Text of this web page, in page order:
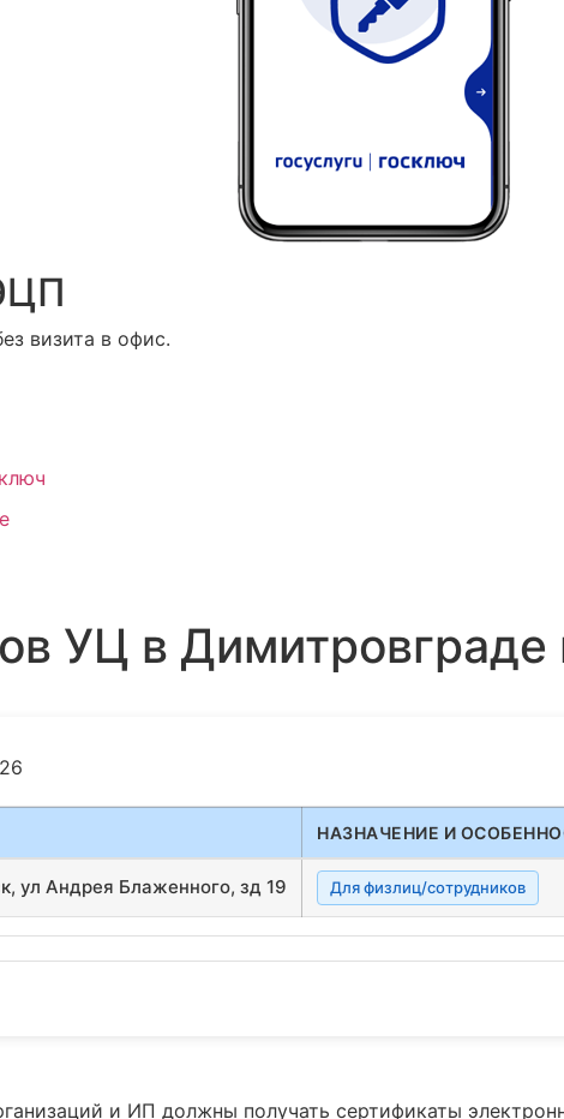
визита в офис.
УЦ в Димитровграде
НАЗНАЧЕНИЕ И
ул Андрея Блаженного, зд 19 Для физлиц/сотрудников
и ИП должны получать сертификаты